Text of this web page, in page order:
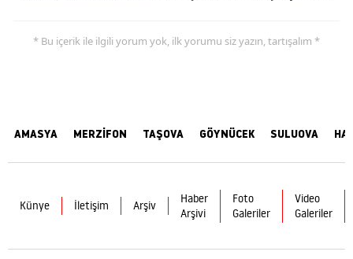
* Bu içerik ile ilgili yorum yok, ilk yorumu siz yazın, tartışalım *
AMASYA MERZİFON TAŞOVA GÖYNÜCEK SULUOVA
Künye İletişim Arşiv
Haber
Arşivi
Foto
Galeriler
Video
Galeriler